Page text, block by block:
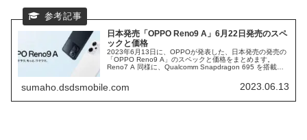
日本発売「OPPO Reno9 A」6月22日発売のスペ
ックと価格
2023年6月13日に、OPPOが発表した、日本発売の発売の
「OPPO Reno9 A」のスペックと価格をまとめます。
Reno7 A 同様に、Qualcomm Snapdragon 695 を搭載の
の、変化点なども、説明していきたいと思います。
sumaho.dsdsmobile.com 2023.06.13